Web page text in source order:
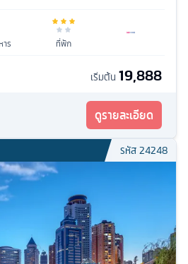
ร ที่พัก
เริ่มต้น 19,888
ดูรายละเอียด
รหัส24248